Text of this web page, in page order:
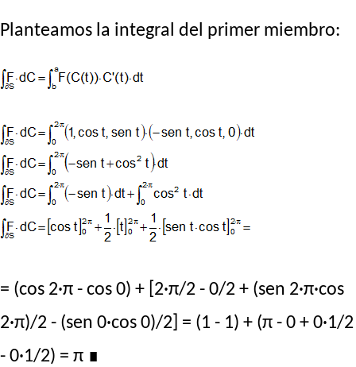
Planteamos la integral del primer miembro:
= (cos 2·π - cos 0) + [2·π/2 - 0/2 + (sen 2·π·cos
2·π)/2 - (sen 0·cos 0)/2] = (1 - 1) + (π - 0 + 0·1/2
- 0·1/2) = π ∎